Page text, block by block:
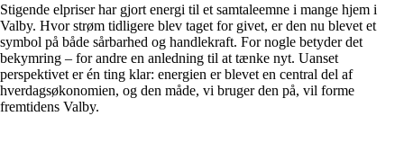
Stigende elpriser har gjort energi til et samtaleemne i mange hjem i
Valby. Hvor strøm tidligere blev taget for givet, er den nu blevet et
symbol på både sårbarhed og handlekraft. For nogle betyder det
bekymring – for andre en anledning til at tænke nyt. Uanset
perspektivet er én ting klar: energien er blevet en central del af
hverdagsøkonomien, og den måde, vi bruger den på, vil forme
fremtidens Valby.